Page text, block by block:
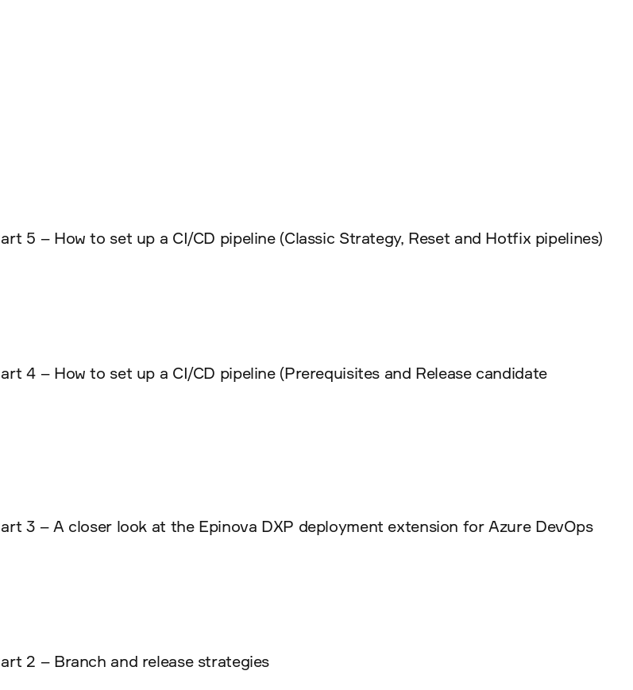
5 – How to set up a CI/CD pipeline (Classic Strategy, Reset and Hotfix pipelines)
4 – How to set up a CI/CD pipeline (Prerequisites and Release candidate
3 – A closer look at the Epinova DXP deployment extension for Azure DevOps
2 – Branch and release strategies